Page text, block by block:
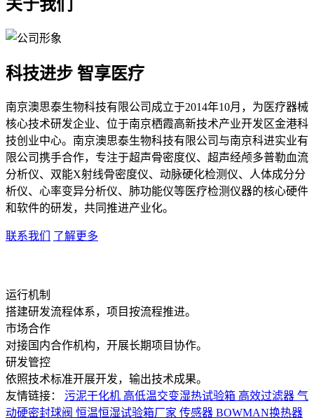
关于我们
科技进步 智享医疗
南京澳思泰生物科技有限公司成立于2014年10月，为医疗器械
核心技术研发企业、位于南京栖霞高新技术产业开发区金港科
技创业中心。南京澳思泰生物科技有限公司与南京科进实业有
限公司携手合作，专注于超声骨密度仪、超声经颅多普勒血流
分析仪、双能X射线骨密度仪、动脉硬化检测仪、人体成分分
析仪、心率变异分析仪、肺功能仪等医疗检测仪器的核心硬件
和软件的研发，共同推进产业化。
联系我们 了解更多
运行机制
搭建研发流程体系，项目按流程推进。
市场合作
对接国内合作机构，开展长期项目协作。
研发管控
依照技术标准开展开发，输出技术成果。
友情链接：
污泥干化机 高低温交变湿热试验箱 高效过滤器 气
动硬密封球阀 恒温恒湿试验箱厂家 传感器 BOWMAN换热器